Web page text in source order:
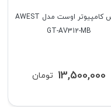
کیس کامپیوتر اوست مدل AWEST
GT-AV312-MB
تومان 13,500,000